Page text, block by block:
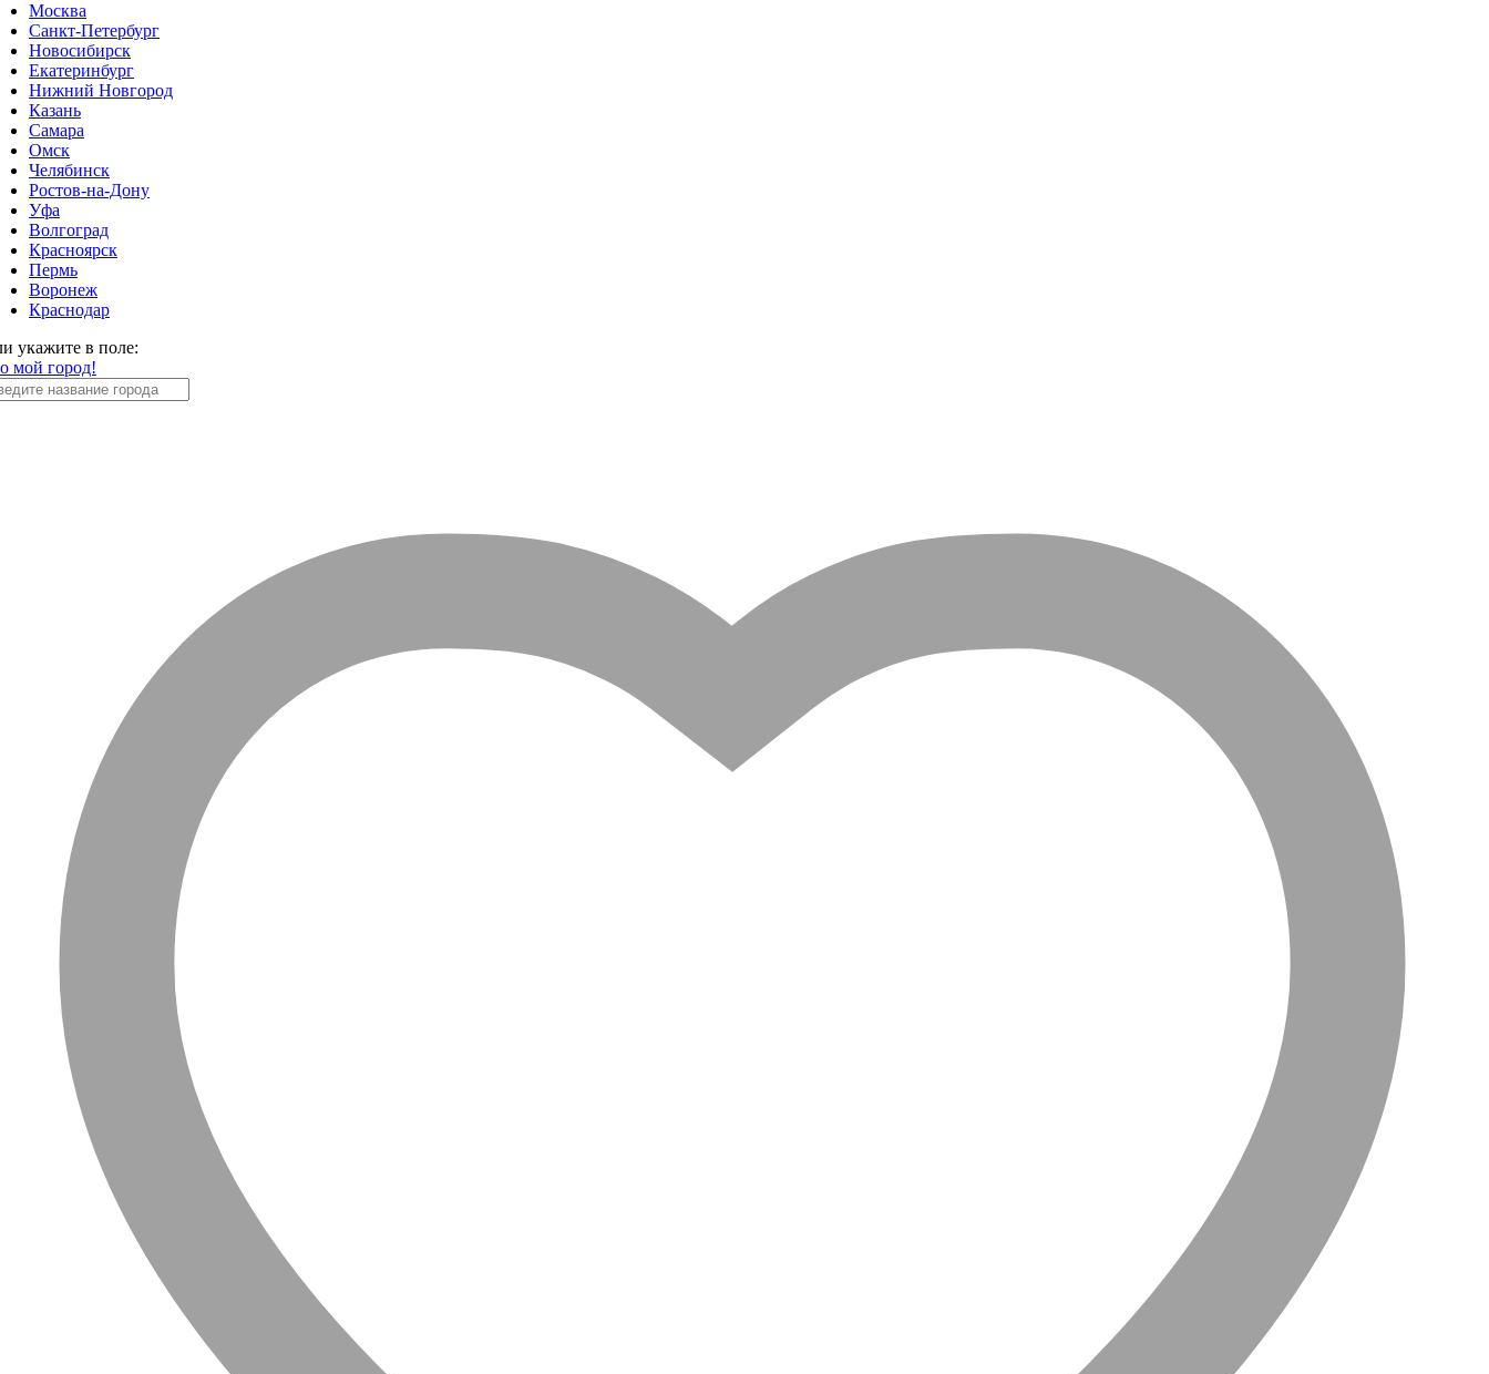
Москва
Санкт-Петербург
Новосибирск
Екатеринбург
Нижний Новгород
Казань
Самара
Омск
Челябинск
Ростов-на-Дону
Уфа
Волгоград
Красноярск
Пермь
Воронеж
Краснодар
укажите в поле:
мой город!